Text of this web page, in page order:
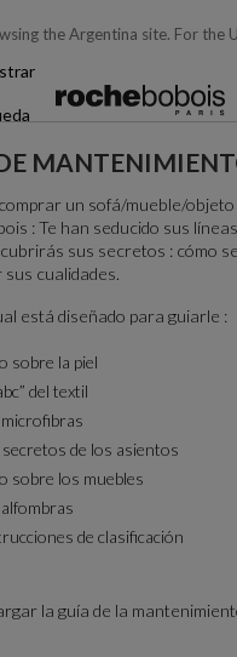
the Argentina site. For the
un sofá/mueble/
: Te han seducido sus
sus secretos : cómo
cualidades.
está diseñado para guiarle :
sobre la piel
del textil
microfibras
secretos de los asientos
sobre los muebles
de clasificación
la guía de la